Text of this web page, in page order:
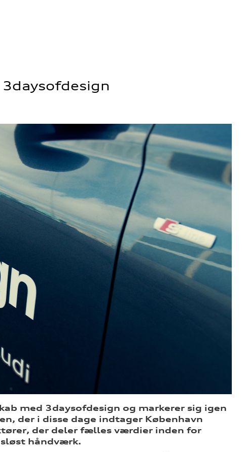
med 3daysofdesign og markerer sig igen
der i disse dage indtager København
der deler fælles værdier inden for
håndværk.